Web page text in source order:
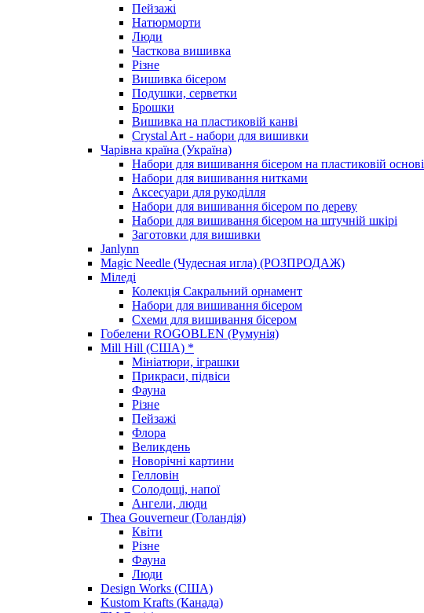
Пейзажі
Натюрморти
Люди
Часткова вишивка
Різне
Вишивка бісером
Подушки, серветки
Брошки
Вишивка на пластиковій канві
Crystal Art - набори для вишивки
Чарівна країна (Україна)
Набори для вишивання бісером на пластиковій основі
Набори для вишивання нитками
Аксесуари для рукоділля
Набори для вишивання бісером по дереву
Набори для вишивання бісером на штучній шкірі
Заготовки для вишивки
Janlynn
Magic Needle (Чудесная игла) (РОЗПРОДАЖ)
Міледі
Колекція Сакральний орнамент
Набори для вишивання бісером
Схеми для вишивання бісером
Гобелени ROGOBLEN (Румунія)
Mill Hill (США) *
Мініатюри, іграшки
Прикраси, підвіси
Фауна
Різне
Пейзажі
Флора
Великдень
Новорічні картини
Гелловін
Солодощі, напої
Ангели, люди
Thea Gouverneur (Голандія)
Квіти
Різне
Фауна
Люди
Design Works (США)
Kustom Krafts (Канада)